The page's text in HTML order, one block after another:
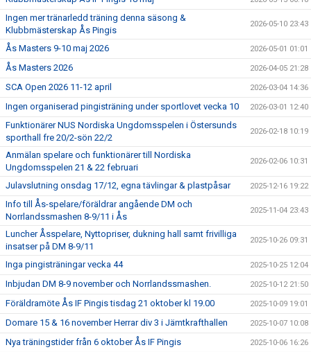
Ingen mer tränarledd träning denna säsong &
Klubbmästerskap Ås Pingis
2026-05-10 23:43
Ås Masters 9-10 maj 2026 2026-05-01 01:01
Ås Masters 2026 2026-04-05 21:28
SCA Open 2026 11-12 april 2026-03-04 14:36
Ingen organiserad pingisträning under sportlovet vecka 10 2026-03-01 12:40
Funktionärer NUS Nordiska Ungdomsspelen i Östersunds
sporthall fre 20/2-sön 22/2
2026-02-18 10:19
Anmälan spelare och funktionärer till Nordiska
Ungdomsspelen 21 & 22 februari
2026-02-06 10:31
Julavslutning onsdag 17/12, egna tävlingar & plastpåsar 2025-12-16 19:22
Info till Ås-spelare/föräldrar angående DM och
Norrlandssmashen 8-9/11 i Ås
2025-11-04 23:43
Luncher Åsspelare, Nyttopriser, dukning hall samt frivilliga
insatser på DM 8-9/11
2025-10-26 09:31
Inga pingisträningar vecka 44 2025-10-25 12:04
Inbjudan DM 8-9 november och Norrlandssmashen. 2025-10-12 21:50
Föräldramöte Ås IF Pingis tisdag 21 oktober kl 19.00 2025-10-09 19:01
Domare 15 & 16 november Herrar div 3 i Jämtkrafthallen 2025-10-07 10:08
Nya träningstider från 6 oktober Ås IF Pingis 2025-10-06 16:26